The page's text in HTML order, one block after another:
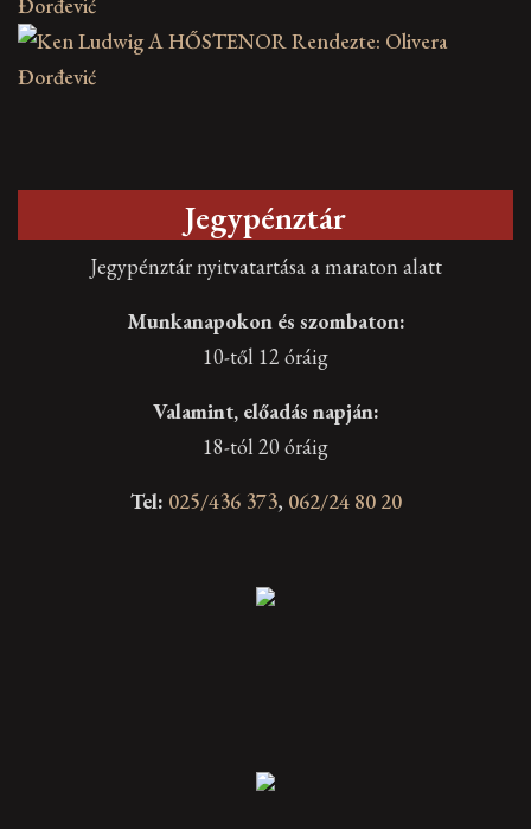
Jegypénztár
Jegypénztár nyitvatartása a maraton alatt
Munkanapokon és szombaton:
10-től 12 óráig
Valamint, előadás napján:
18-tól 20 óráig
Tel: 025/436 373, 062/24 80 20